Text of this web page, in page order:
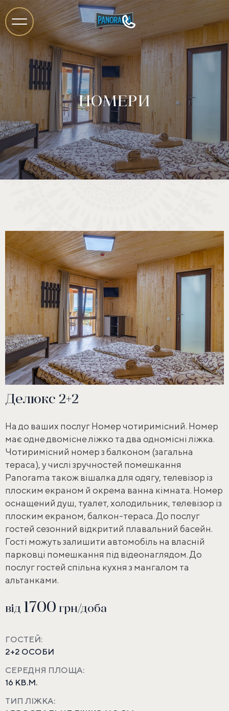
НОМЕРИ
Делюкс 2+2
На до ваших послуг Номер чотиримісний. Номер
має одне двомісне ліжко та два одномісні ліжка.
Чотиримісний номер з балконом (загальна
тераса), у числі зручностей помешкання
Panorama також вішалка для одягу, телевізор із
плоским екраном й окрема ванна кімната. Номер
оснащений душ, туалет, холодильник, телевізор із
плоским екраном, балкон-тераса. До послуг
гостей сезонний відкритий плавальний басейн.
Гості можуть залишити автомобіль на власній
парковці помешкання під відеонаглядом. До
послуг гостей спільна кухня з мангалом та
альтанками.
від 1700 грн/доба
ГОСТЕЙ:
2+2 ОСОБИ
СЕРЕДНЯ ПЛОЩА:
16 КВ.М.
ТИП ЛІЖКА: